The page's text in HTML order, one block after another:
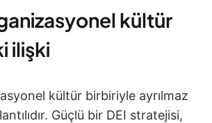
kültür
ilişki
kültür birbiriyle ayrılmaz
Güçlü bir DEI stratejisi,